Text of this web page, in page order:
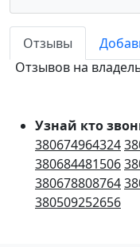
Отзывы
Отзывов на
Узнай кто
380674964324
380684481506
380678808764
380509252656